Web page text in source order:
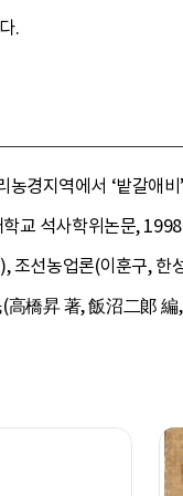
.
경지역에서 ‘밭갈애비
교 석사학위논문,
조선농업론(이훈구, 한
高橋昇 著, 飯沼二郞